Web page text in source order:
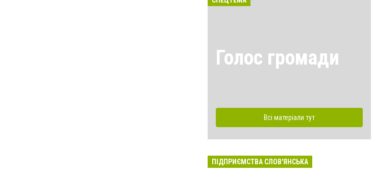
Голос громади
Всі матеріали тут
ПІДПРИЄМСТВА СЛОВ'ЯНСЬКА